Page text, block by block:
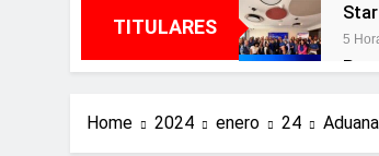
TITULARES
5
Irán
Home 2024 enero 24